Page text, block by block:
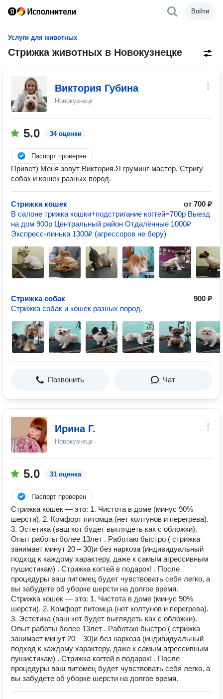
Войти
Услуги для животных
Стрижка животных в Новокузнецке
Виктория Губина
Новокузнецк
5.0 34 оценки
Паспорт проверен
Привет) Меня зовут Виктория.Я груминг-мастер. Стригу
собак и кошек разных пород.
Стрижка кошек
от 700 ₽
В салоне трижка кошки+подстригание когтей=700р Выезд
на дом 900р Центральный район Отдалённые 1000₽
Экспресс-линька 1300₽ (агрессоров не беру)
Стрижка собак
900 ₽
Стрижка собак и кошек разных пород.
Позвонить Чат
Ирина Г.
Новокузнецк
5.0 31 оценка
Паспорт проверен
Стрижка кошек — это: 1. Чистота в доме (минус 90%
шерсти). 2. Комфорт питомца (нет колтунов и перегрева).
3. Эстетика (ваш кот будет выглядеть как с обложки).
Опыт работы более 13лет . Работаю быстро ( стрижка
занимает минут 20 – 30)и без наркоза (индивидуальный
подход к каждому характеру, даже к самым агрессивным
пушистикам) . Стрижка когтей в подарок! . После
процедуры ваш питомец будет чувствовать себя легко, а
вы забудете об уборке шерсти на долгое время.
Стрижка кошек — это: 1. Чистота в доме (минус 90%
шерсти). 2. Комфорт питомца (нет колтунов и перегрева).
3. Эстетика (ваш кот будет выглядеть как с обложки).
Опыт работы более 13лет . Работаю быстро ( стрижка
занимает минут 20 – 30)и без наркоза (индивидуальный
подход к каждому характеру, даже к самым агрессивным
пушистикам) . Стрижка когтей в подарок! . После
процедуры ваш питомец будет чувствовать себя легко, а
вы забудете об уборке шерсти на долгое время.